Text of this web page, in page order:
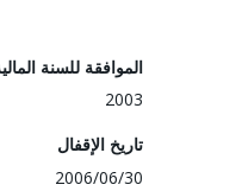
الموافقة للسنة
2003
تاريخ الإقفال
2006/06/30